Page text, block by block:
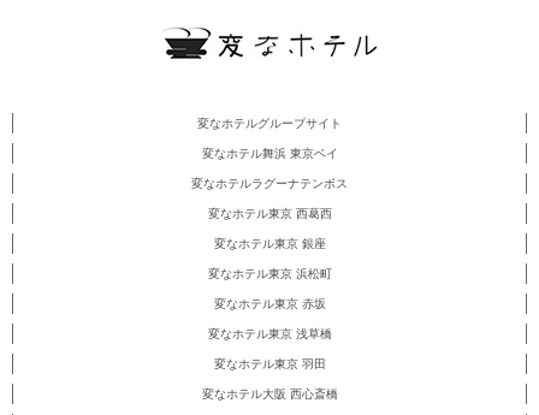
変なホテルグループサイト
変なホテル舞浜 東京ベイ
変なホテルラグーナテンボス
変なホテル東京 西葛西
変なホテル東京 銀座
変なホテル東京 浜松町
変なホテル東京 赤坂
変なホテル東京 浅草橋
変なホテル東京 羽田
変なホテル大阪 西心斎橋